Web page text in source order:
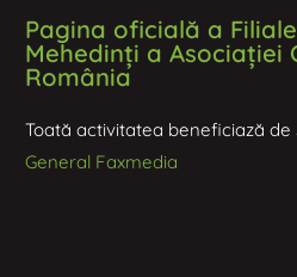
Pagina oficială a
Mehedinți a Asociației
România
Toată activitatea beneficiază
General Faxmedia